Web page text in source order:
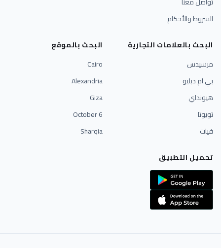
الشروط والأحكام
البحث بالعلامات التجارية
مرسيدس
بي ام دبليو
هيونداي
تويوتا
فيات
البحث بالموقع
Cairo
Alexandria
Giza
6 October
Sharqia
تحميل التطبيق